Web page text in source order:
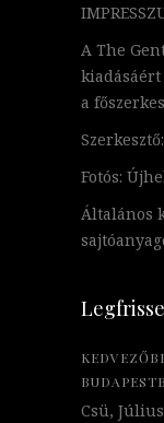
A The
a
Fotós:
Általános
Csü,